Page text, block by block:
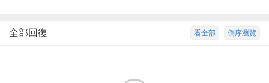
倒序瀏覽
看全部
全部回復